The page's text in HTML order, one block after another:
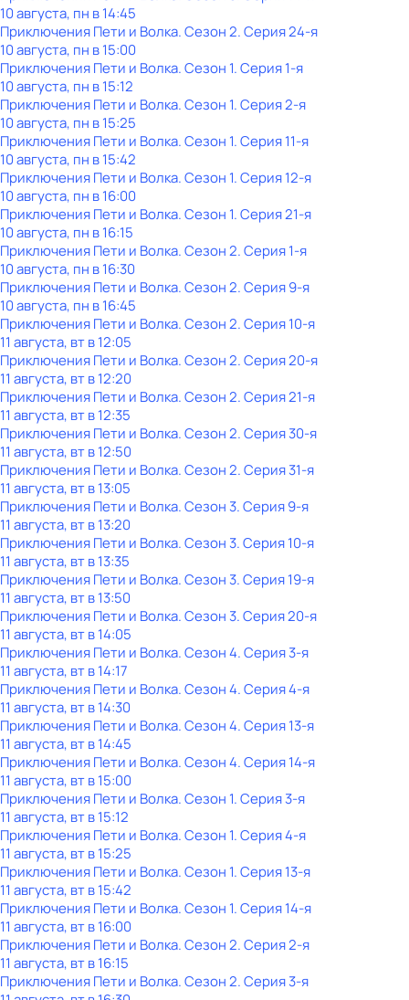
10 августа, пн в 14:45
Приключения Пети и Волка. Сезон 2. Серия 24-я
10 августа, пн в 15:00
Приключения Пети и Волка. Сезон 1. Серия 1-я
10 августа, пн в 15:12
Приключения Пети и Волка. Сезон 1. Серия 2-я
10 августа, пн в 15:25
Приключения Пети и Волка. Сезон 1. Серия 11-я
10 августа, пн в 15:42
Приключения Пети и Волка. Сезон 1. Серия 12-я
10 августа, пн в 16:00
Приключения Пети и Волка. Сезон 1. Серия 21-я
10 августа, пн в 16:15
Приключения Пети и Волка. Сезон 2. Серия 1-я
10 августа, пн в 16:30
Приключения Пети и Волка. Сезон 2. Серия 9-я
10 августа, пн в 16:45
Приключения Пети и Волка. Сезон 2. Серия 10-я
11 августа, вт в 12:05
Приключения Пети и Волка. Сезон 2. Серия 20-я
11 августа, вт в 12:20
Приключения Пети и Волка. Сезон 2. Серия 21-я
11 августа, вт в 12:35
Приключения Пети и Волка. Сезон 2. Серия 30-я
11 августа, вт в 12:50
Приключения Пети и Волка. Сезон 2. Серия 31-я
11 августа, вт в 13:05
Приключения Пети и Волка. Сезон 3. Серия 9-я
11 августа, вт в 13:20
Приключения Пети и Волка. Сезон 3. Серия 10-я
11 августа, вт в 13:35
Приключения Пети и Волка. Сезон 3. Серия 19-я
11 августа, вт в 13:50
Приключения Пети и Волка. Сезон 3. Серия 20-я
11 августа, вт в 14:05
Приключения Пети и Волка. Сезон 4. Серия 3-я
11 августа, вт в 14:17
Приключения Пети и Волка. Сезон 4. Серия 4-я
11 августа, вт в 14:30
Приключения Пети и Волка. Сезон 4. Серия 13-я
11 августа, вт в 14:45
Приключения Пети и Волка. Сезон 4. Серия 14-я
11 августа, вт в 15:00
Приключения Пети и Волка. Сезон 1. Серия 3-я
11 августа, вт в 15:12
Приключения Пети и Волка. Сезон 1. Серия 4-я
11 августа, вт в 15:25
Приключения Пети и Волка. Сезон 1. Серия 13-я
11 августа, вт в 15:42
Приключения Пети и Волка. Сезон 1. Серия 14-я
11 августа, вт в 16:00
Приключения Пети и Волка. Сезон 2. Серия 2-я
11 августа, вт в 16:15
Приключения Пети и Волка. Сезон 2. Серия 3-я